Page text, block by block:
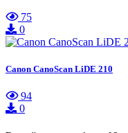
75
0
Canon CanoScan LiDE 210
94
0